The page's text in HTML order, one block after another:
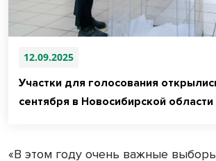
12.09.2025
Участки для голосования
сентября в Новосибирской области
«В этом году очень важные